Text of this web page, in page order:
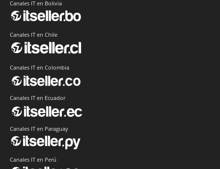
Canales IT en Bolivia
Canales IT en Chile
Canales IT en Colombia
Canales IT en Ecuador
Canales IT en Paraguay
Canales IT en Perú